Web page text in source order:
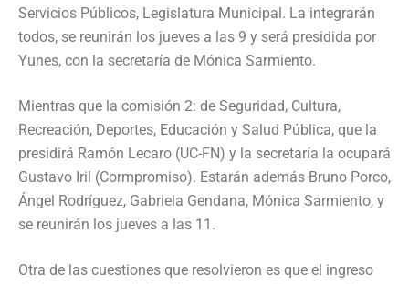
Servicios Públicos, Legislatura Municipal. La integrarán
todos, se reunirán los jueves a las 9 y será presidida por
Yunes, con la secretaría de Mónica Sarmiento.
Mientras que la comisión 2: de Seguridad, Cultura,
Recreación, Deportes, Educación y Salud Pública, que la
presidirá Ramón Lecaro (UC-FN) y la secretaría la ocupará
Gustavo Iril (Cormpromiso). Estarán además Bruno Porco,
Ángel Rodríguez, Gabriela Gendana, Mónica Sarmiento, y
se reunirán los jueves a las 11.
Otra de las cuestiones que resolvieron es que el ingreso